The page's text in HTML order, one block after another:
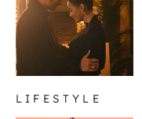
LIFESTYLE